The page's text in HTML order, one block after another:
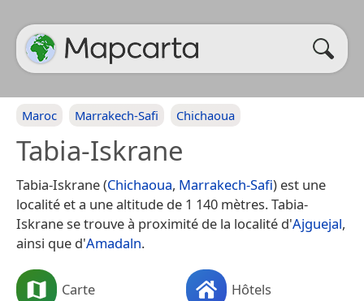
Maroc Marrakech-Safi Chichaoua
Tabia-Iskrane
Tabia-Iskrane (Chichaoua, Marrakech-Safi) est une
localité et a une altitude de 1 140 mètres. Tabia-
Iskrane se trouve à proximité de la localité d'Ajguejal,
ainsi que d'Amadaln.
Carte Hôtels